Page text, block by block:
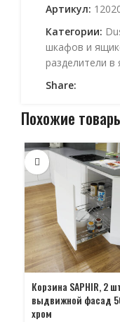
Артикул:
Категории:
шкафов и
разделители в
Share:
Похожие
Корзина SAPHIR, 2
выдвижной фасад
хром